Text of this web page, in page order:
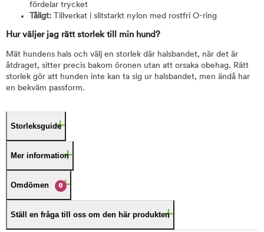
fördelar trycket
Tåligt: Tillverkat i slitstarkt nylon med rostfri O-ring
Hur väljer jag rätt storlek till min hund?
Mät hundens hals och välj en storlek där halsbandet, när det är
åtdraget, sitter precis bakom öronen utan att orsaka obehag. Rätt
storlek gör att hunden inte kan ta sig ur halsbandet, men ändå har
en bekväm passform.
Storleksguide
Mer information
Omdömen 0
Ställ en fråga till oss om den här produkten